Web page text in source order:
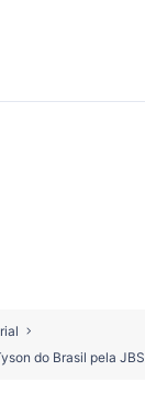
do Brasil pela JBS